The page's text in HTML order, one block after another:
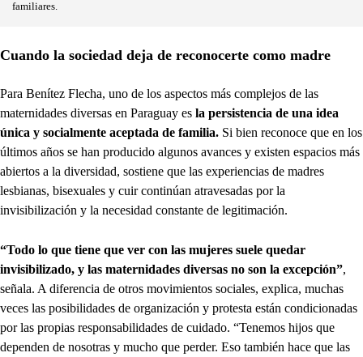
familiares.
Cuando la sociedad deja de reconocerte como madre
Para Benítez Flecha, uno de los aspectos más complejos de las
maternidades diversas en Paraguay es la persistencia de una idea
única y socialmente aceptada de familia. Si bien reconoce que en los
últimos años se han producido algunos avances y existen espacios más
abiertos a la diversidad, sostiene que las experiencias de madres
lesbianas, bisexuales y cuir continúan atravesadas por la
invisibilización y la necesidad constante de legitimación.
“Todo lo que tiene que ver con las mujeres suele quedar
invisibilizado, y las maternidades diversas no son la excepción”,
señala. A diferencia de otros movimientos sociales, explica, muchas
veces las posibilidades de organización y protesta están condicionadas
por las propias responsabilidades de cuidado. “Tenemos hijos que
dependen de nosotras y mucho que perder. Eso también hace que las